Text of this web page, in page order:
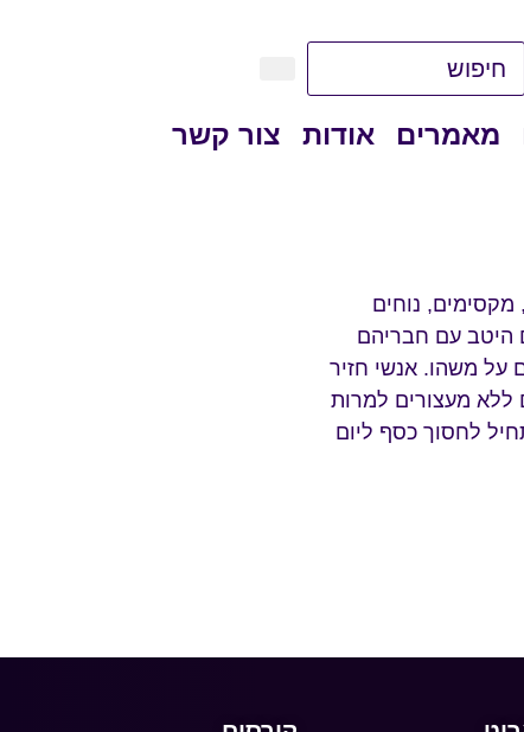
מאמרים אודות צור קשר
נוחים
היטב עם חבריהם
על משהו. אנשי חזיר
ללא מעצורים למרות
לחסוך כסף ליום